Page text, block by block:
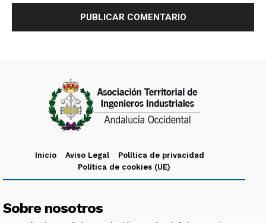
Inicio Aviso Legal
Política de privacidad
Política de cookies (UE)
Sobre nosotros